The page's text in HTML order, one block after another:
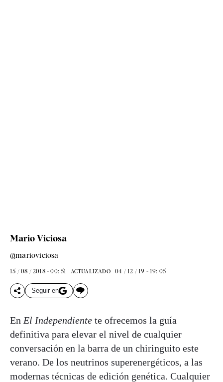
Mario Viciosa
@marioviciosa
15 / 08 / 2018 - 00: 51 ACTUALIZADO 04 / 12 / 19 - 19: 05
Seguir en
En El Independiente te ofrecemos la guía
definitiva para elevar el nivel de cualquier
conversación en la barra de un chiringuito este
verano. De los neutrinos superenergéticos, a las
modernas técnicas de edición genética. Cualquier